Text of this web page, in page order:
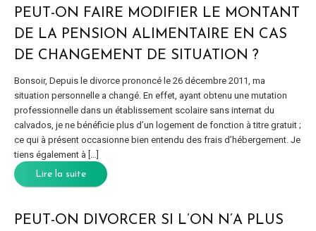
PEUT-ON FAIRE MODIFIER LE MONTANT
DE LA PENSION ALIMENTAIRE EN CAS
DE CHANGEMENT DE SITUATION ?
Bonsoir, Depuis le divorce prononcé le 26 décembre 2011, ma
situation personnelle a changé. En effet, ayant obtenu une mutation
professionnelle dans un établissement scolaire sans internat du
calvados, je ne bénéficie plus d’un logement de fonction à titre gratuit ;
ce qui à présent occasionne bien entendu des frais d’hébergement. Je
tiens également à […]
Lire la suite
PEUT-ON DIVORCER SI L’ON N’A PLUS